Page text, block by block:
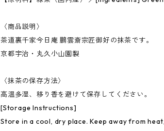
〈商品説明〉
茶道裏千家今日庵 鵬雲斎宗匠御好の抹茶です。
京都宇治・丸久小山園製
〈抹茶の保存方法〉
高温多湿、移り香を避けて保存してください。
[Storage Instructions]
Store in a cool, dry place. Keep away from